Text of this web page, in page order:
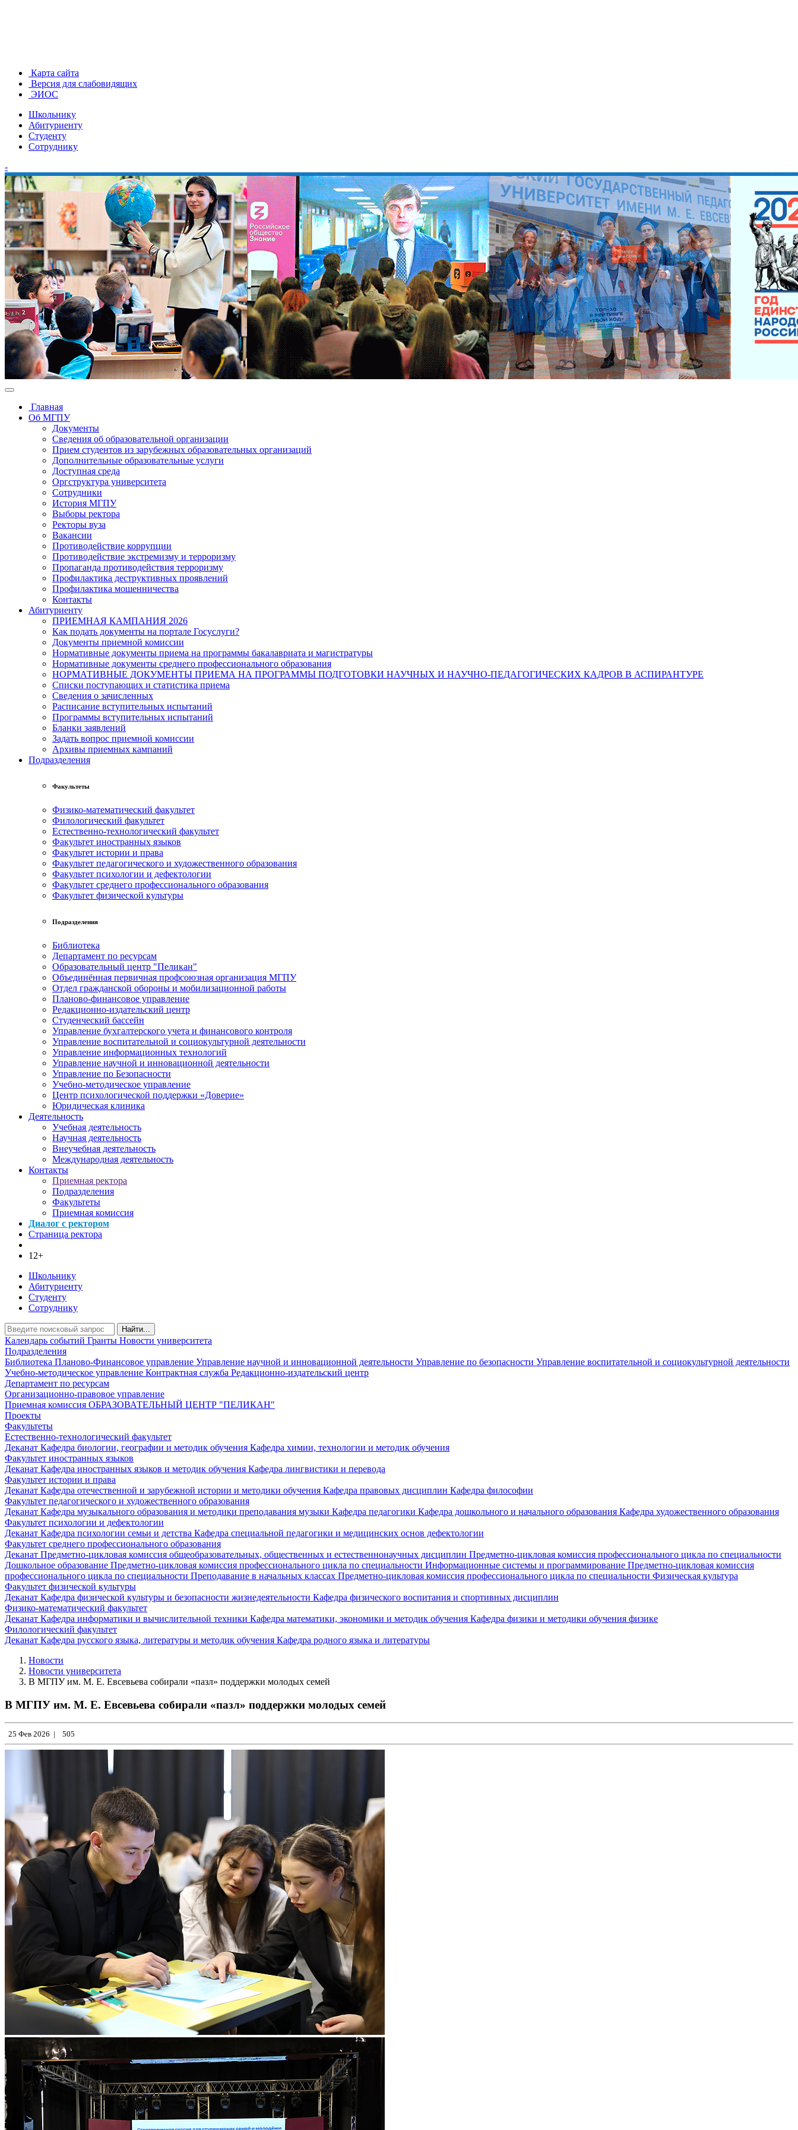
Карта сайта
Версия для слабовидящих
ЭИОС
Школьнику
Абитуриенту
Студенту
Сотруднику
-
Главная
Об МГПУ
Документы
Сведения об образовательной организации
Прием студентов из зарубежных образовательных организаций
Дополнительные образовательные услуги
Доступная среда
Оргструктура университета
Сотрудники
История МГПУ
Выборы ректора
Ректоры вуза
Вакансии
Противодействие коррупции
Противодействие экстремизму и терроризму
Пропаганда противодействия терроризму
Профилактика деструктивных проявлений
Профилактика мошенничества
Контакты
Абитуриенту
ПРИЕМНАЯ КАМПАНИЯ 2026
Как подать документы на портале Госуслуги?
Документы приемной комиссии
Нормативные документы приема на программы бакалавриата и магистратуры
Нормативные документы среднего профессионального образования
НОРМАТИВНЫЕ ДОКУМЕНТЫ ПРИЕМА НА ПРОГРАММЫ ПОДГОТОВКИ НАУЧНЫХ И НАУЧНО-ПЕДАГОГИЧЕСКИХ КАДРОВ В АСПИРАНТУРЕ
Списки поступающих и статистика приема
Сведения о зачисленных
Расписание вступительных испытаний
Программы вступительных испытаний
Бланки заявлений
Задать вопрос приемной комиссии
Архивы приемных кампаний
Подразделения
Факультеты
Физико-математический факультет
Филологический факультет
Естественно-технологический факультет
Факультет иностранных языков
Факультет истории и права
Факультет педагогического и художественного образования
Факультет психологии и дефектологии
Факультет среднего профессионального образования
Факультет физической культуры
Подразделения
Библиотека
Департамент по ресурсам
Образовательный центр "Пеликан"
Объединённая первичная профсоюзная организация МГПУ
Отдел гражданской обороны и мобилизационной работы
Планово-финансовое управление
Редакционно-издательский центр
Студенческий бассейн
Управление бухгалтерского учета и финансового контроля
Управление воспитательной и социокультурной деятельности
Управление информационных технологий
Управление научной и инновационной деятельности
Управление по Безопасности
Учебно-методическое управление
Центр психологической поддержки «Доверие»
Юридическая клиника
Деятельность
Учебная деятельность
Научная деятельность
Внеучебная деятельность
Международная деятельность
Контакты
Приемная ректора
Подразделения
Факультеты
Приемная комиссия
Диалог с ректором
Страница ректора
12+
Школьнику
Абитуриенту
Студенту
Сотруднику
Найти...
Календарь событий Гранты Новости университета
Подразделения
Библиотека Планово-Финансовое управление Управление научной и инновационной деятельности Управление по безопасности Управление воспитательной и социокультурной деятельности
Учебно-методическое управление Контрактная служба Редакционно-издательский центр
Департамент по ресурсам
Организационно-правовое управление
Приемная комиссия ОБРАЗОВАТЕЛЬНЫЙ ЦЕНТР "ПЕЛИКАН"
Проекты
Факультеты
Естественно-технологический факультет
Деканат Кафедра биологии, географии и методик обучения Кафедра химии, технологии и методик обучения
Факультет иностранных языков
Деканат Кафедра иностранных языков и методик обучения Кафедра лингвистики и перевода
Факультет истории и права
Деканат Кафедра отечественной и зарубежной истории и методики обучения Кафедра правовых дисциплин Кафедра философии
Факультет педагогического и художественного образования
Деканат Кафедра музыкального образования и методики преподавания музыки Кафедра педагогики Кафедра дошкольного и начального образования Кафедра художественного образования
Факультет психологии и дефектологии
Деканат Кафедра психологии семьи и детства Кафедра специальной педагогики и медицинских основ дефектологии
Факультет среднего профессионального образования
Деканат Предметно-цикловая комиссия общеобразовательных, общественных и естественнонаучных дисциплин Предметно-цикловая комиссия профессионального цикла по специальности
Дошкольное образование Предметно-цикловая комиссия профессионального цикла по специальности Информационные системы и программирование Предметно-цикловая комиссия
профессионального цикла по специальности Преподавание в начальных классах Предметно-цикловая комиссия профессионального цикла по специальности Физическая культура
Факультет физической культуры
Деканат Кафедра физической культуры и безопасности жизнедеятельности Кафедра физического воспитания и спортивных дисциплин
Физико-математический факультет
Деканат Кафедра информатики и вычислительной техники Кафедра математики, экономики и методик обучения Кафедра физики и методики обучения физике
Филологический факультет
Деканат Кафедра русского языка, литературы и методик обучения Кафедра родного языка и литературы
Новости
Новости университета
В МГПУ им. М. Е. Евсевьева собирали «пазл» поддержки молодых семей
В МГПУ им. М. Е. Евсевьева собирали «пазл» поддержки молодых семей
25 Фев 2026 | 505